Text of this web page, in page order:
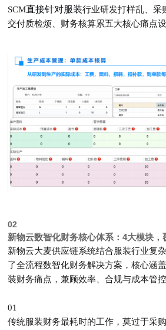
SCM直接针对服装行业研发打样乱、采
交付质检烦、财务核算累五大核心痛点
02
新物云数智化财务核心体系：4大模块
新物云大麦供应链系统结合服装行业复
了全流程数智化财务解决方案，核心涵
装财务痛点，兼顾效率、合规与成本管控
01
传统服装财务最耗时的工作，莫过于